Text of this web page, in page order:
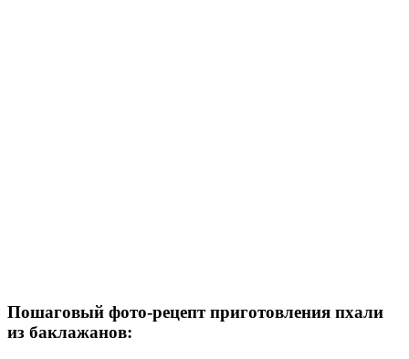
Пошаговый фото-рецепт приготовления пхали
из баклажанов: